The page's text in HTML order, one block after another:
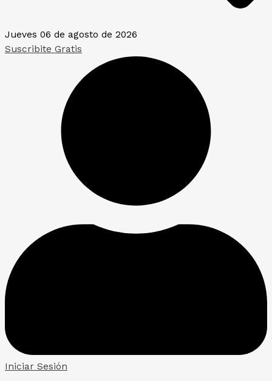
Jueves 06 de agosto de 2026
Suscribite Gratis
Iniciar Sesión